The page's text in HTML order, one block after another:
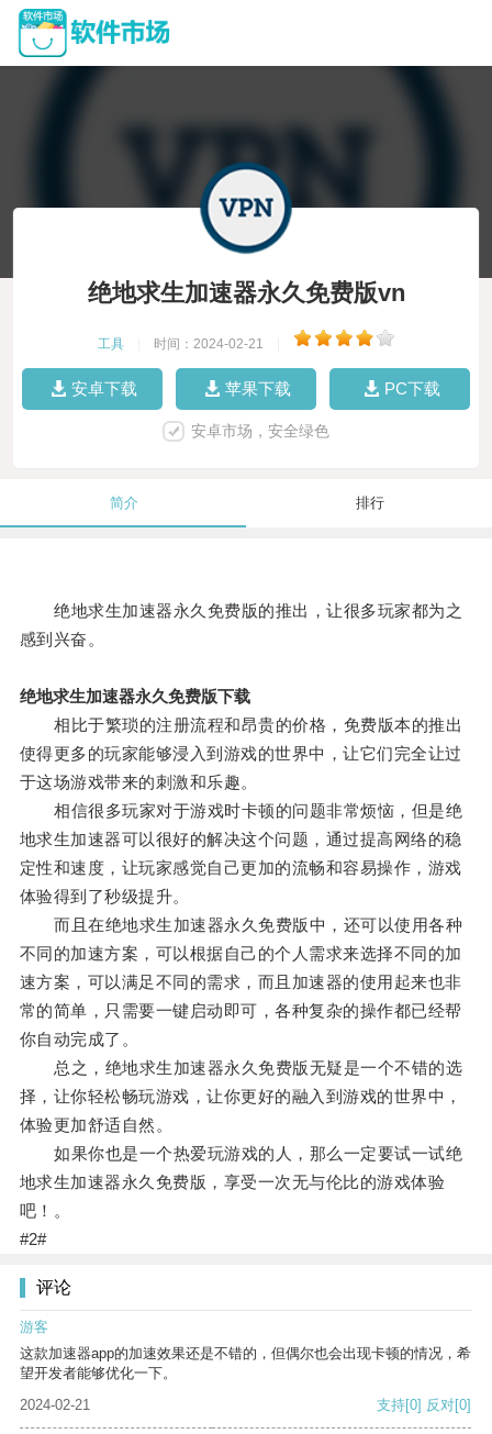
绝地求生加速器永久免费版vn
工具 时间：2024-02-21
安卓下载 苹果下载 PC下载
安卓市场，安全绿色
简介 排行
绝地求生加速器永久免费版的推出，让很多玩家都为之
感到兴奋。
绝地求生加速器永久免费版下载
相比于繁琐的注册流程和昂贵的价格，免费版本的推出
使得更多的玩家能够浸入到游戏的世界中，让它们完全让过
于这场游戏带来的刺激和乐趣。
相信很多玩家对于游戏时卡顿的问题非常烦恼，但是绝
地求生加速器可以很好的解决这个问题，通过提高网络的稳
定性和速度，让玩家感觉自己更加的流畅和容易操作，游戏
体验得到了秒级提升。
而且在绝地求生加速器永久免费版中，还可以使用各种
不同的加速方案，可以根据自己的个人需求来选择不同的加
速方案，可以满足不同的需求，而且加速器的使用起来也非
常的简单，只需要一键启动即可，各种复杂的操作都已经帮
你自动完成了。
总之，绝地求生加速器永久免费版无疑是一个不错的选
择，让你轻松畅玩游戏，让你更好的融入到游戏的世界中，
体验更加舒适自然。
如果你也是一个热爱玩游戏的人，那么一定要试一试绝
地求生加速器永久免费版，享受一次无与伦比的游戏体验
吧！。
#2#
评论
游客
这款加速器app的加速效果还是不错的，但偶尔也会出现卡顿的情况，希
望开发者能够优化一下。
2024-02-21
支持[0] 反对[0]